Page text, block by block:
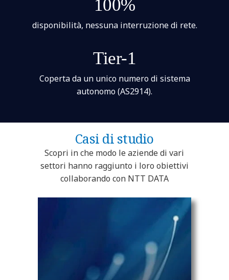
100%
disponibilità, nessuna interruzione di rete.
Tier-1
Coperta da un unico numero di sistema
autonomo (AS2914).
Casi di studio
Scopri in che modo le aziende di vari
settori hanno raggiunto i loro obiettivi
collaborando con NTT DATA